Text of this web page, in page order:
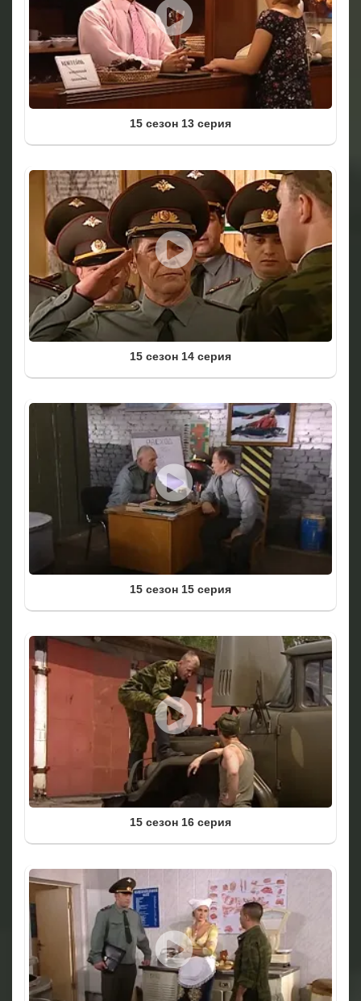
15 сезон 13 серия
15 сезон 14 серия
15 сезон 15 серия
15 сезон 16 серия